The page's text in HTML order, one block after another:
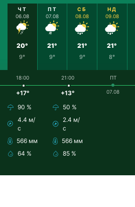
ЧТ
06.08
20°
9°
ПТ
07.08
21°
9°
СБ
08.08
21°
9°
НД
09.08
21°
8°
18:00
+17°
90 %
4.4 м/
с
566 мм
64 %
21:00
+13°
50 %
2.4 м/
с
566 мм
85 %
ПТ
07.08